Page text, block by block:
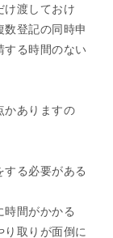
け渡しておけ
登記の同時申
る時間のない
かありますの
する必要がある
時間がかかる
り取りが面倒に